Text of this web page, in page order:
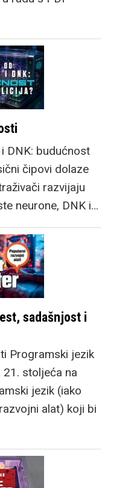
DNK: budućnost
čipovi dolaze
razvijaju
neurone, DNK i…
sadašnjost i
Programski jezik
21. stoljeća na
jezik (iako
alat) koji bi